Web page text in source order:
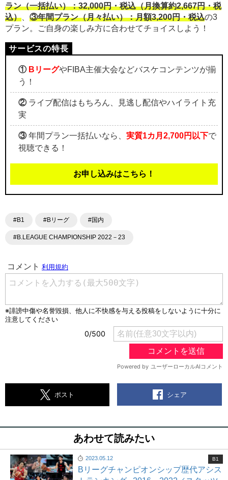
ラン（一括払い）：32,000円・税込（月換算約2,667円・税
込）、 ③年間プラン（月々払い）：月額3,200円・税込の3
プラン。ご自身の楽しみ方に合わせてチョイスしよう！
① BリーグやFIBA主催大会などバスケコンテンツが揃
う！
②ライブ配信はもちろん、見逃し配信やハイライト充
実
③年間プラン一括払いなら、 実質1カ月2,700円以下で
視聴できる！
お申し込みはこちら！
#B1 #Bリーグ #国内
#B.LEAGUE CHAMPIONSHIP 2022－23
ポスト シェア
あわせて読みたい
2023.05.12
Bリーグチャンピオンシップ歴代アシス
B1